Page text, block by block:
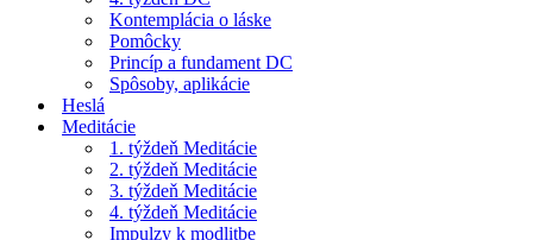
Kontemplácia o láske
Pomôcky
Princíp a fundament DC
Spôsoby, aplikácie
Heslá
Meditácie
1. týždeň Meditácie
2. týždeň Meditácie
3. týždeň Meditácie
4. týždeň Meditácie
Impulzy k modlitbe